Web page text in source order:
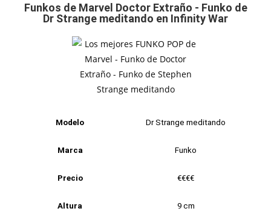
Funkos de Marvel Doctor Extraño - Funko de
Dr Strange meditando en Infinity War
Modelo Dr Strange meditando
Marca Funko
Precio €€€€
Altura 9 cm